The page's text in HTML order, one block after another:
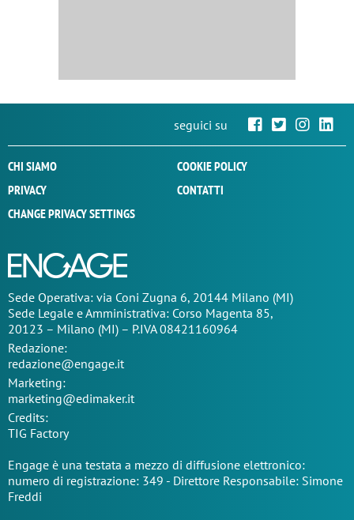
seguici su
CHI SIAMO
COOKIE POLICY
PRIVACY
CONTATTI
CHANGE PRIVACY SETTINGS
Sede Operativa: via Coni Zugna 6, 20144 Milano (MI)
Sede Legale e Amministrativa: Corso Magenta 85,
20123 – Milano (MI) – P.IVA 08421160964
Redazione:
redazione@engage.it
Marketing:
marketing@edimaker.it
Credits:
TIG Factory
Engage è una testata a mezzo di diffusione elettronico:
numero di registrazione: 349 - Direttore Responsabile: Simone
Freddi